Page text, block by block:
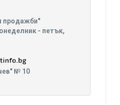
продажби"
- петък,
№ 10